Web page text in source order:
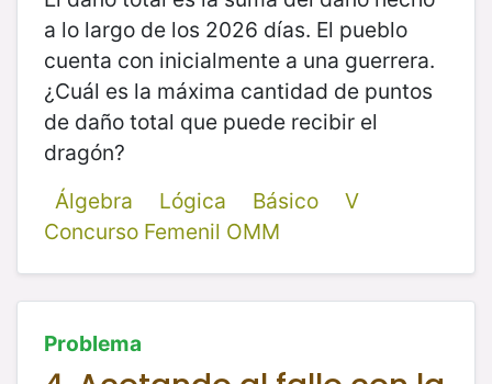
a lo largo de los 2026 días. El pueblo
cuenta con inicialmente a una guerrera.
¿Cuál es la máxima cantidad de puntos
de daño total que puede recibir el
dragón?
Álgebra
Lógica Básico
V
Concurso Femenil OMM
Problema